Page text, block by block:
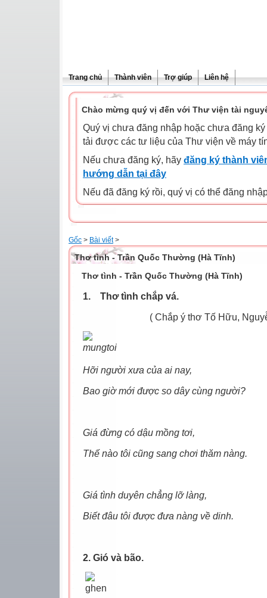
Trang chủ Thành viên Trợ giúp Liên hệ
Chào mừng quý vị đến với Thư viện tài
Quý vị chưa đăng nhập hoặc chưa đăng
tải được các tư liệu của Thư viện về máy
Nếu chưa đăng ký, hãy đăng ký thành
hướng dẫn tại đây
Nếu đã đăng ký rồi, quý vị có thể đăng
Gốc > Bài viết>
Thơ tình - Trần Quốc Thường (Hà Tĩnh)
Thơ tình - Trần Quốc Thường (Hà Tĩnh)
1. Thơ tình chắp vá.
( Chắp ý thơ Tố Hữu, Nguyễn
Hỡi người xưa của ai nay,
Bao giờ mới được so dây cùng người?
Giá đừng có dậu mồng tơi,
Thế nào tôi cũng sang chơi thăm nàng.
Giá tình duyên chẳng lỡ làng,
Biết đâu tôi được đưa nàng về dinh.
2. Gió và bão.